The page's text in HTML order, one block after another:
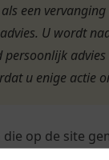
een vervanging
U wordt
persoonlijk
u enige actie
op de site